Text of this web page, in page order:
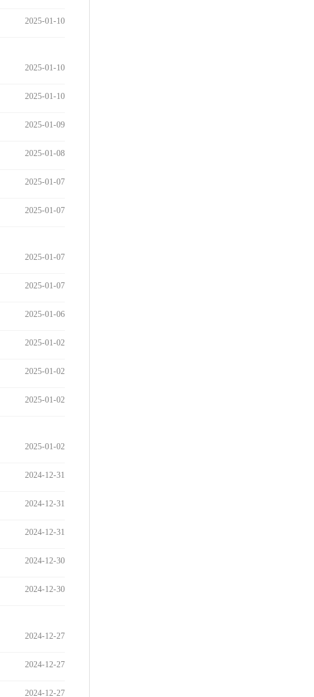
2025-01-10
2025-01-10
2025-01-10
2025-01-09
2025-01-08
2025-01-07
2025-01-07
2025-01-07
2025-01-07
2025-01-06
2025-01-02
2025-01-02
2025-01-02
2025-01-02
2024-12-31
2024-12-31
2024-12-31
2024-12-30
2024-12-30
2024-12-27
2024-12-27
2024-12-27